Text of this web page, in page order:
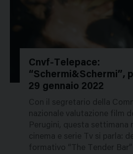
Cnvf-Telepace:
“Schermi&Schermi”,
29 gennaio 2022
Con il segretario della
nazionale valutazione film
Perugini, questa settimana
cinema e serie Tv si parla:
formativo “The Tender